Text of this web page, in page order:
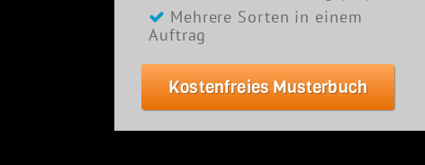
Mehrere Sorten in einem
Auftrag
Kostenfreies Musterbuch